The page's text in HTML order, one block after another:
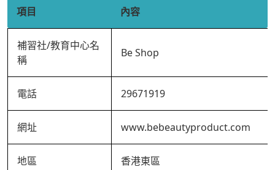
項目 內容
補習社/教育中心名
稱
Be Shop
電話 29671919
網址 www.bebeautyproduct.com
地區 香港東區